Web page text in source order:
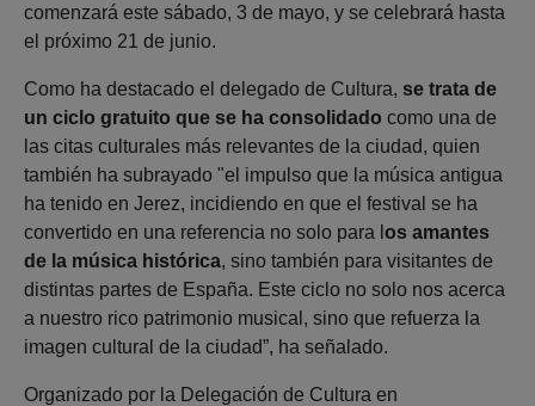
comenzará este sábado, 3 de mayo, y se celebrará hasta
el próximo 21 de junio.
Como ha destacado el delegado de Cultura, se trata de
un ciclo gratuito que se ha consolidado como una de
las citas culturales más relevantes de la ciudad, quien
también ha subrayado "el impulso que la música antigua
ha tenido en Jerez, incidiendo en que el festival se ha
convertido en una referencia no solo para l os amantes
de la música histórica, sino también para visitantes de
distintas partes de España. Este ciclo no solo nos acerca
a nuestro rico patrimonio musical, sino que refuerza la
imagen cultural de la ciudad”, ha señalado.
Organizado por la Delegación de Cultura en